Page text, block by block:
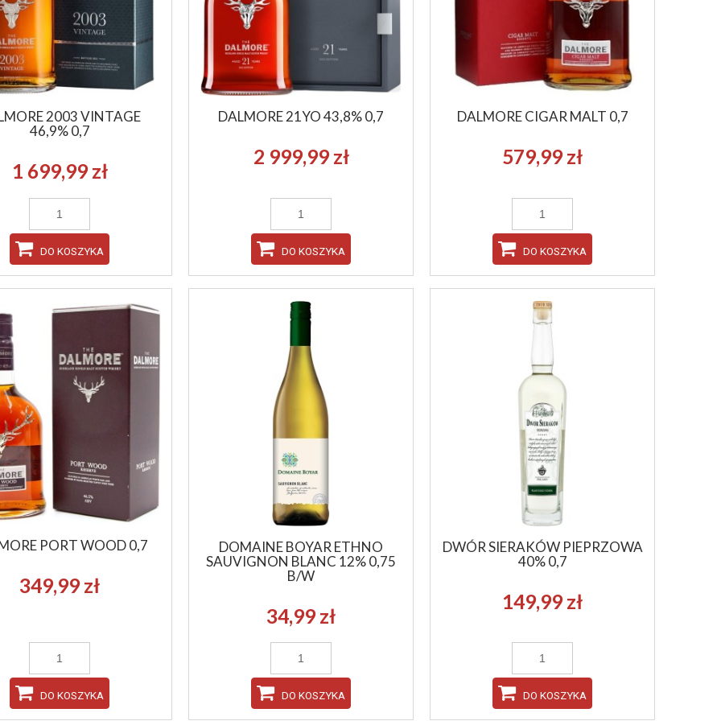
2003 VINTAGE
46,9% 0,7
1 699,99 zł
DO KOSZYKA
DALMORE 21YO 43,8% 0,7
2 999,99 zł
DO KOSZYKA
DALMORE CIGAR MALT 0,7
579,99 zł
DO KOSZYKA
PORT WOOD 0,7
349,99 zł
DO KOSZYKA
DOMAINE BOYAR ETHNO
SAUVIGNON BLANC 12% 0,75
B/W
34,99 zł
DO KOSZYKA
DWÓR SIERAKÓW PIEPRZOWA
40% 0,7
149,99 zł
DO KOSZYKA